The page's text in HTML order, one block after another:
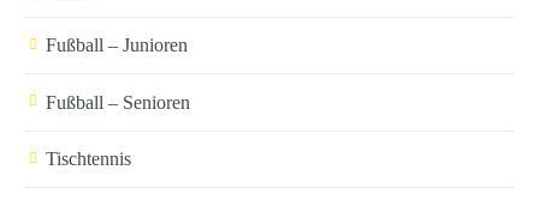
Fußball – Junioren
Fußball – Senioren
Tischtennis